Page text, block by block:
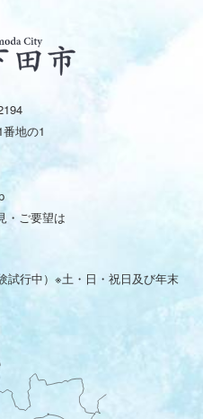
地の1
・ご要望は
試行中）※土・日・祝日及び年末